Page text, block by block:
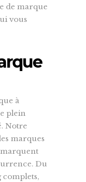
de marque
vous
à
plein
Notre
marques
Du